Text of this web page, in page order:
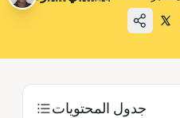
الشركة
اتصل بقسم المبيعات
جدول المحتويات